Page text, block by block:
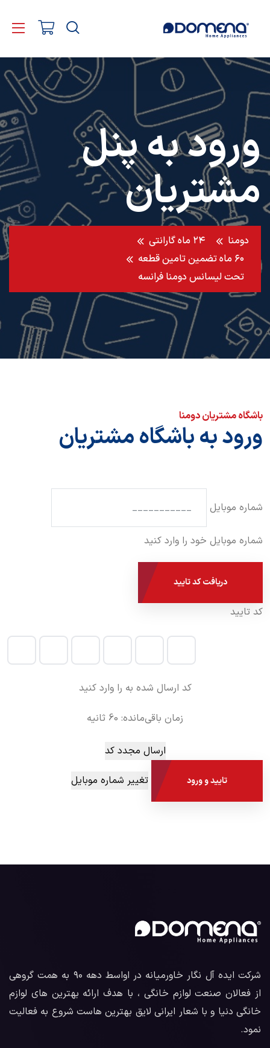
ورود به پنل
مشتریان
دومنا
۲۴ ماه گارانتی
۶۰ ماه تضمین تامین قطعه
تحت لیسانس دومنا فرانسه
باشگاه مشتریان دومنا
ورود به باشگاه مشتریان
شماره موبایل
شماره موبایل خود را وارد کنید
دریافت کد تایید
کد تایید
کد ارسال شده به را وارد کنید
زمان باقی‌مانده: 60 ثانیه
ارسال مجدد کد
تایید و ورود تغییر شماره موبایل
شرکت ایده آل نگار خاورمیانه در اواسط دهه ۹۰ به همت گروهی
از فعالان صنعت لوازم خانگی ، با هدف ارائه بهترین های لوازم
خانگی دنیا و با شعار ایرانی لایق بهترین هاست شروع به فعالیت
نمود.